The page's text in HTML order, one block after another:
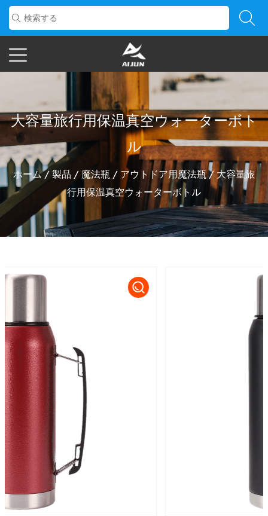
大容量旅行用保温真空ウォーターボト
ル
ホーム/ 製品 / 魔法瓶 / アウトドア用魔法瓶/ 大容量旅
行用保温真空ウォーターボトル